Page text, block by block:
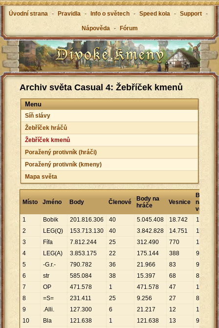
Úvodní strana - Pravidla - Info o světech - Speed kola - Support -
Nápověda - Fórum
Archiv světa Casual 4: Žebříček kmenů
Menu
Síň slávy
Žebříček hráčů
Žebříček kmenů
Poražený protivník (hráči)
Poražený protivník (kmeny)
Mapa světa
Místo Jméno Body Členové
Body na
hráče
Vesnice
Body
na
vesnici
1
Bobik 201.816.306 40 5.045.408 18.742 10
2
LEG(Q) 153.713.130 40 3.842.828 14.751 10
3
Fífa 7.812.244 25 312.490 770 10
146
4
LEG(A) 3.853.175 22 175.144 388 9 931
5
-G.r.- 790.782 36 21.966 83 9
527
6
str 585.084 38 15.397 68 8 604
7
OP 471.578 1 471.578 47 10
034
8
=S= 231.411 25 9.256 27 8
9
.Alli. 127.300 6 21.217 12 10. 608
10
Bla 121.638 1 121.638 13 9
357